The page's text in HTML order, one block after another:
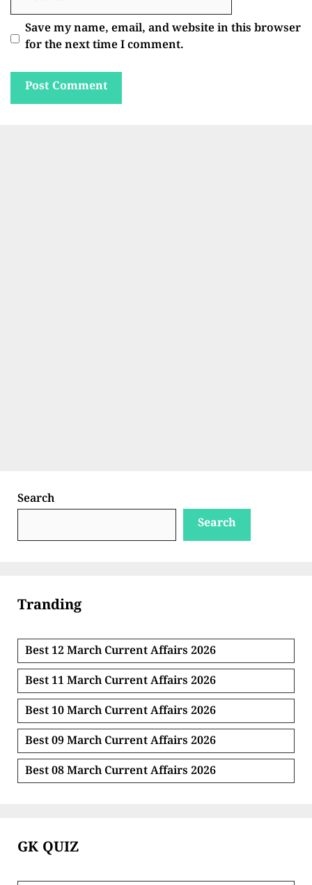
Save my name, email, and website in this browser
for the next time I comment.
Search
Search
Tranding
Best 12 March Current Affairs 2026
Best 11 March Current Affairs 2026
Best 10 March Current Affairs 2026
Best 09 March Current Affairs 2026
Best 08 March Current Affairs 2026
GK QUIZ